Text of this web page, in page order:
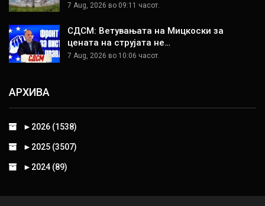
7 Aug, 2026 во 09:11 часот.
СДСМ: Ветувањата на Мицкоски за
цената на струјата не…
7 Aug, 2026 во 10:06 часот.
АРХИВА
► 2026 (1538)
► 2025 (3507)
► 2024 (89)